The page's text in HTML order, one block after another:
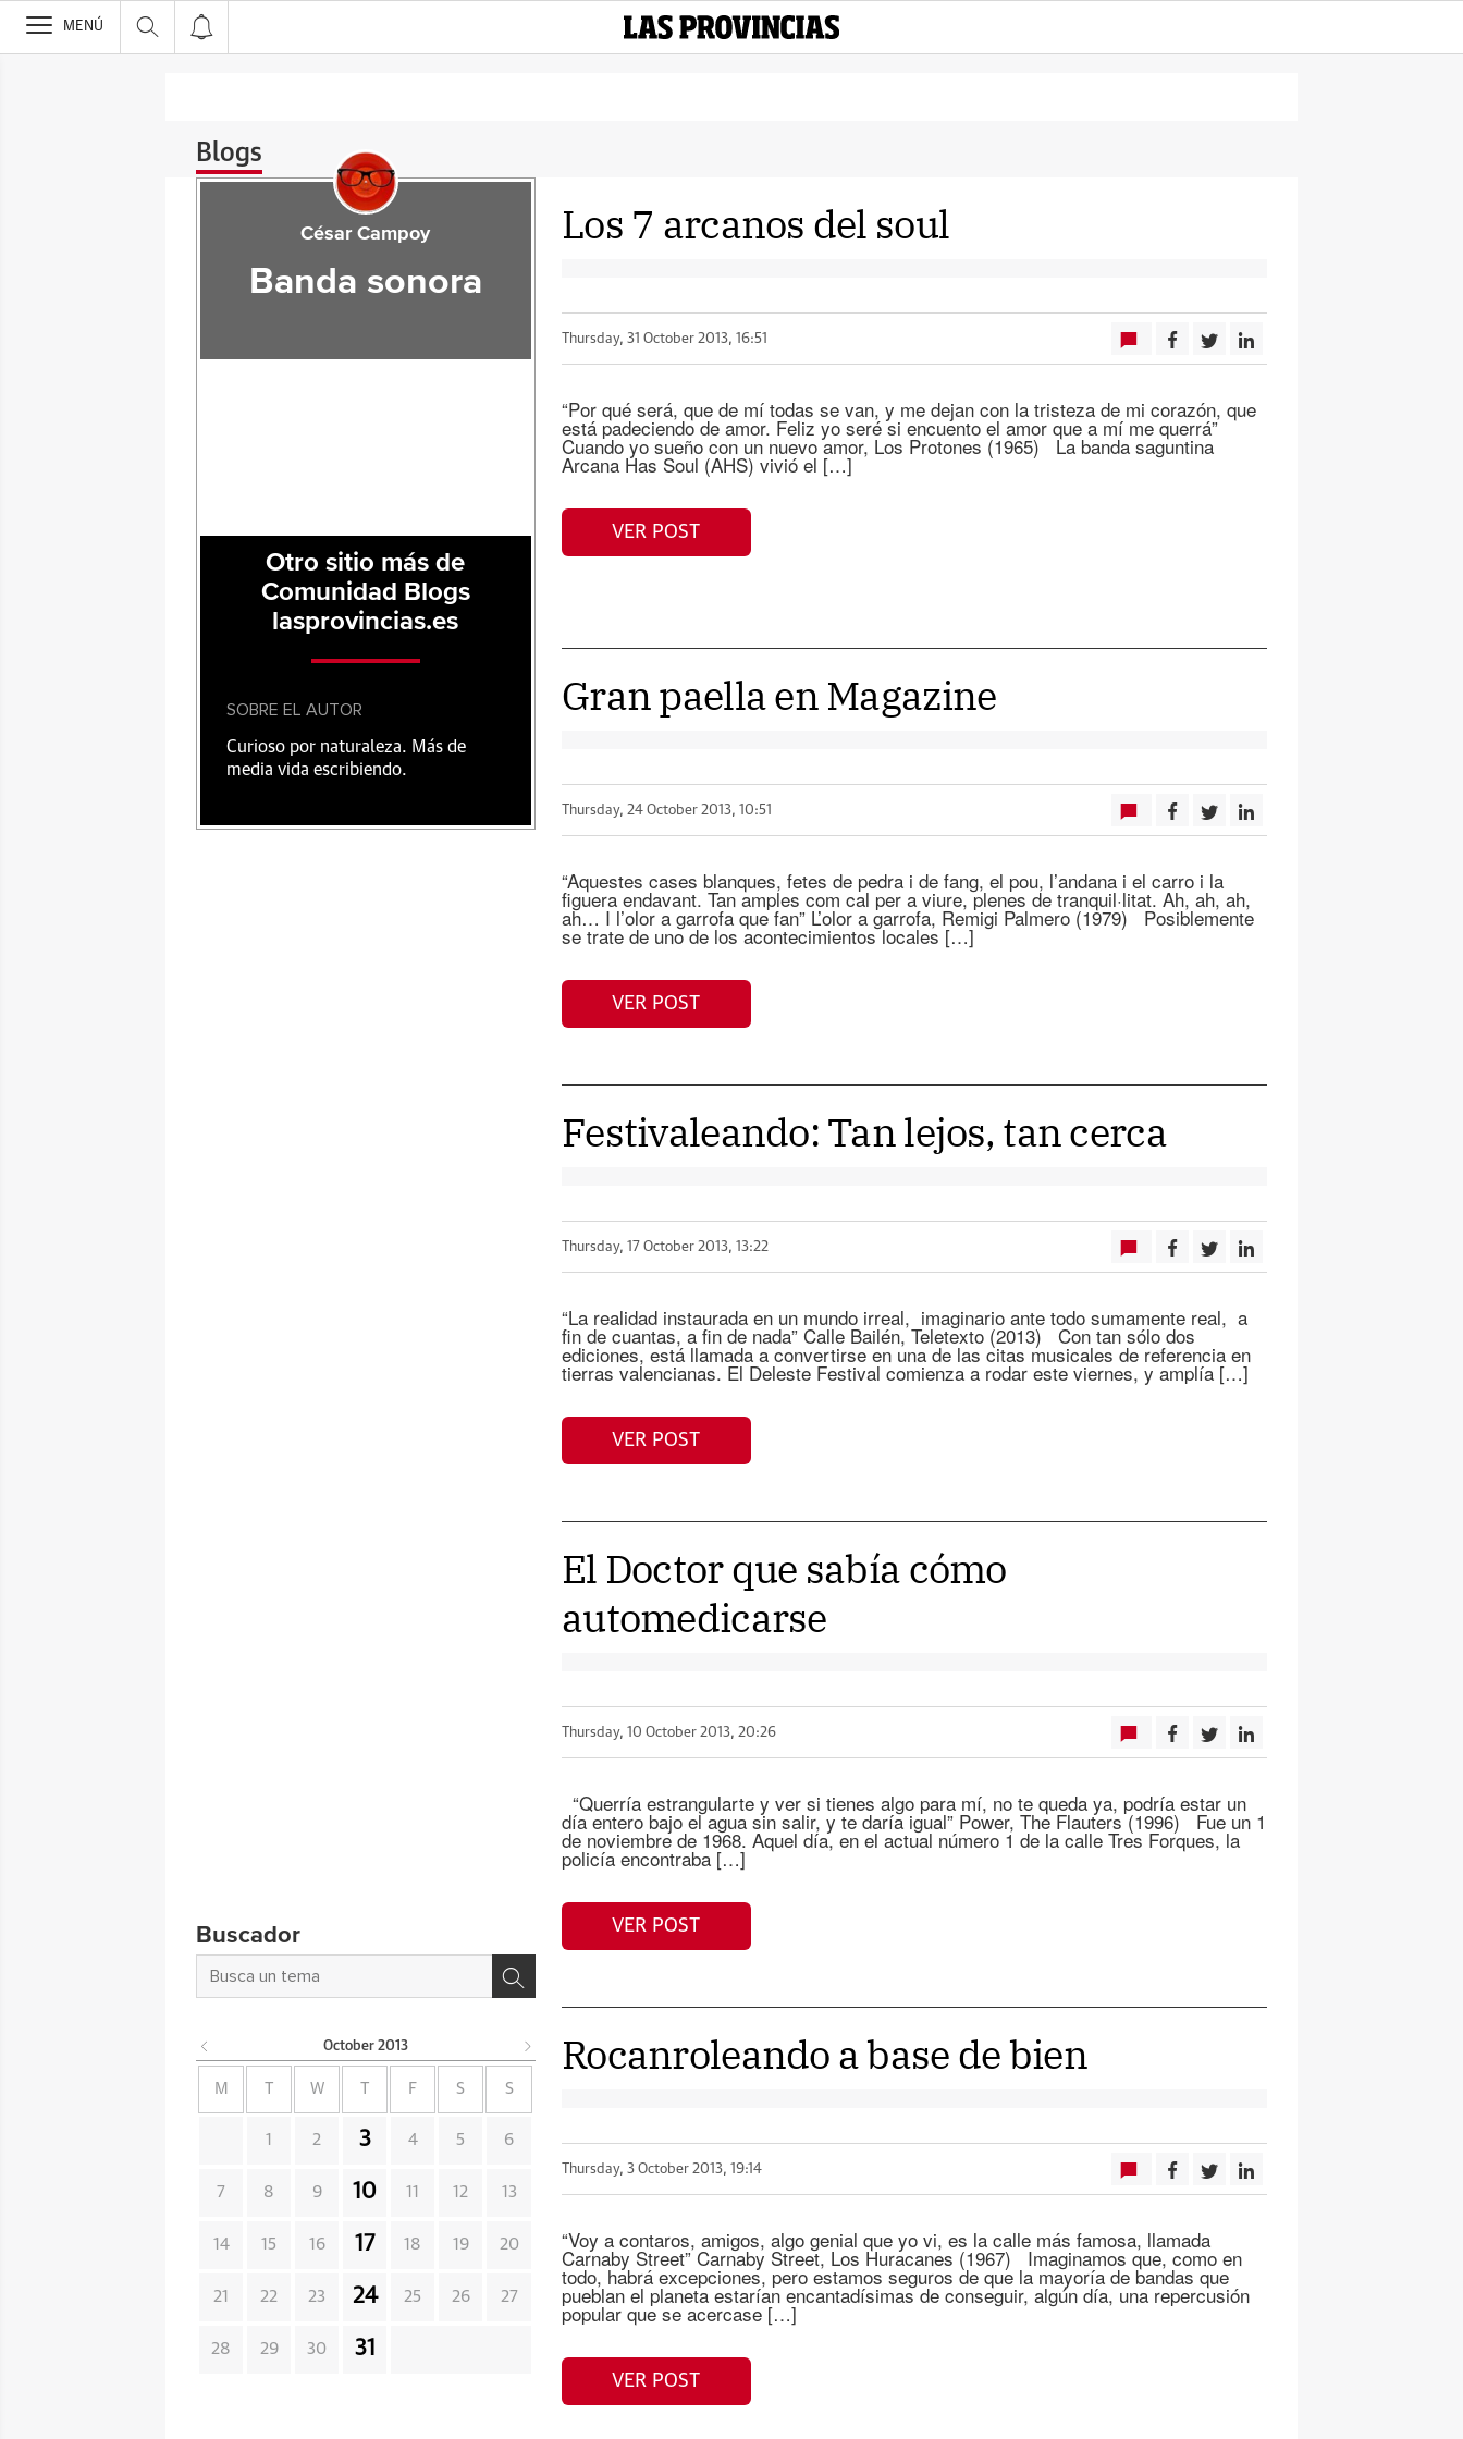
>
MENÚ
Blogs
Los 7 arcanos del soul
Thursday, 31 October 2013, 16:51
“Por qué será, que de mí todas se van, y me dejan con la tristeza de mi corazón, que
está padeciendo de amor. Feliz yo seré si encuento el amor que a mí me querrá”
Cuando yo sueño con un nuevo amor, Los Protones (1965) La banda saguntina
Arcana Has Soul (AHS) vivió el […]
VER POST
Gran paella en Magazine
Thursday, 24 October 2013, 10:51
“Aquestes cases blanques, fetes de pedra i de fang, el pou, l’andana i el carro i la
figuera endavant. Tan amples com cal per a viure, plenes de tranquil·litat. Ah, ah, ah,
ah… I l’olor a garrofa que fan” L’olor a garrofa, Remigi Palmero (1979) Posiblemente
se trate de uno de los acontecimientos locales […]
VER POST
Festivaleando: Tan lejos, tan cerca
Thursday, 17 October 2013, 13:22
“La realidad instaurada en un mundo irreal, imaginario ante todo sumamente real, a
fin de cuantas, a fin de nada” Calle Bailén, Teletexto (2013) Con tan sólo dos
ediciones, está llamada a convertirse en una de las citas musicales de referencia en
tierras valencianas. El Deleste Festival comienza a rodar este viernes, y amplía […]
VER POST
El Doctor que sabía cómo
automedicarse
Thursday, 10 October 2013, 20:26
“Querría estrangularte y ver si tienes algo para mí, no te queda ya, podría estar un
día entero bajo el agua sin salir, y te daría igual” Power, The Flauters (1996) Fue un 1
de noviembre de 1968. Aquel día, en el actual número 1 de la calle Tres Forques, la
policía encontraba […]
VER POST
Rocanroleando a base de bien
Thursday, 3 October 2013, 19:14
“Voy a contaros, amigos, algo genial que yo vi, es la calle más famosa, llamada
Carnaby Street” Carnaby Street, Los Huracanes (1967) Imaginamos que, como en
todo, habrá excepciones, pero estamos seguros de que la mayoría de bandas que
pueblan el planeta estarían encantadísimas de conseguir, algún día, una repercusión
popular que se acercase […]
VER POST
César Campoy
Banda sonora
Otro sitio más de
Comunidad Blogs
lasprovincias.es
SOBRE EL AUTOR
Curioso por naturaleza. Más de
media vida escribiendo.
Buscador
October 2013
M W F S S
1 2 3 4 5 6
7 8 9 10 11 12 13
14 15 16 17 18 19 20
21 22 23 24 25 26 27
28 29 30 31